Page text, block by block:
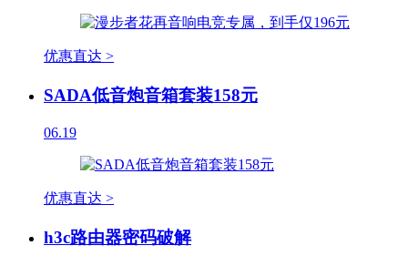
优惠直达 >
SADA低音炮音箱套装158元
06.19
优惠直达 >
h3c路由器密码破解